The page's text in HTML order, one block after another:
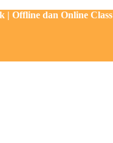
| Offline dan Online Class